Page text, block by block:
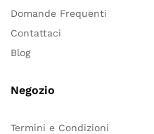
Domande Frequenti
Contattaci
Blog
Negozio
Termini e Condizioni